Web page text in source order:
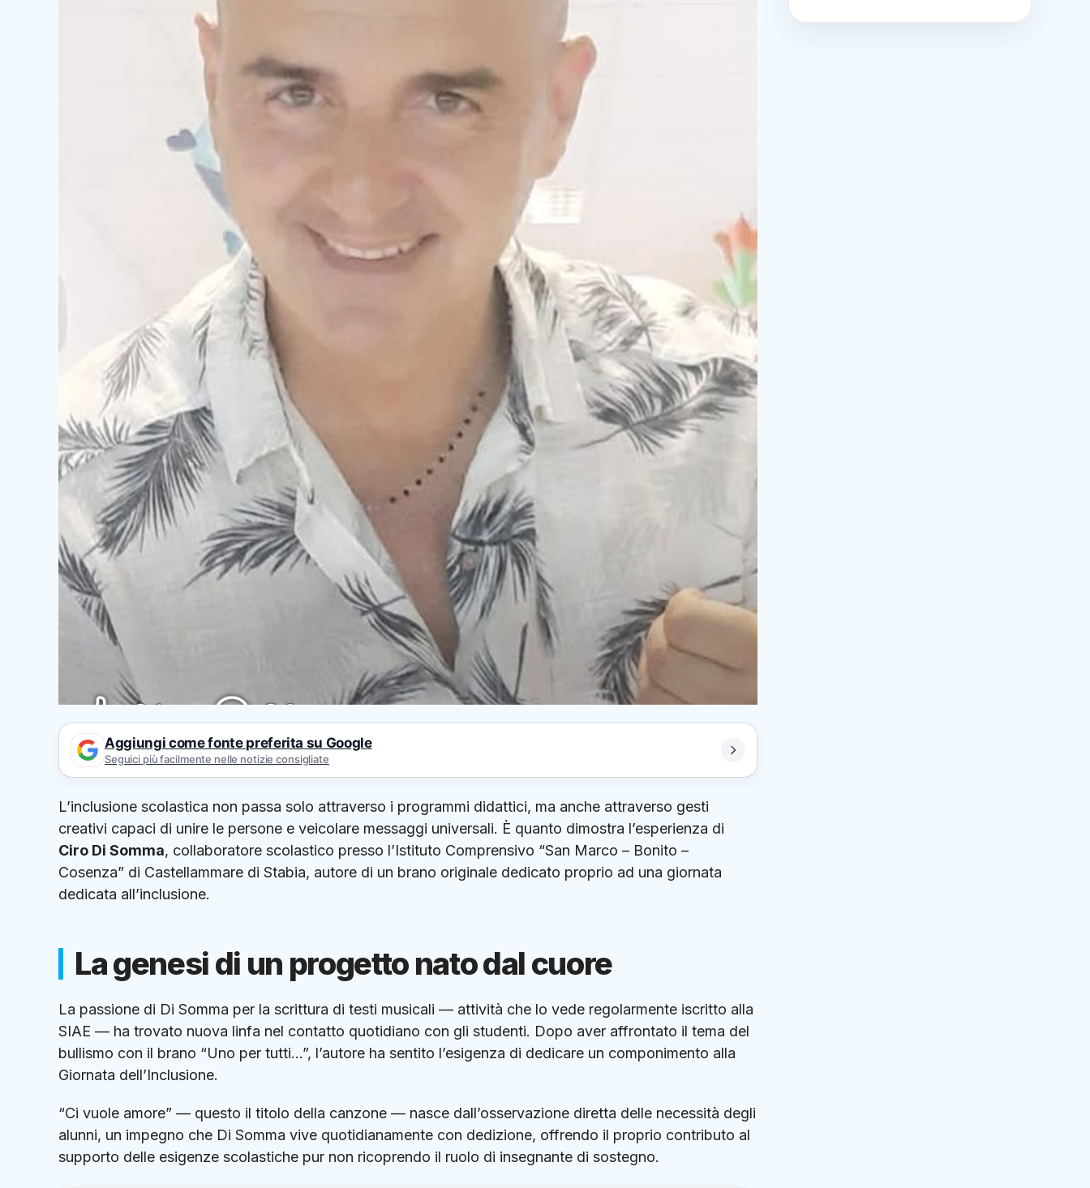
Aggiungi come fonte preferita su Google
Seguici più facilmente nelle notizie consigliate
L’inclusione scolastica non passa solo attraverso i programmi didattici, ma anche attraverso gesti
creativi capaci di unire le persone e veicolare messaggi universali. È quanto dimostra l’esperienza di
Ciro Di Somma, collaboratore scolastico presso l’Istituto Comprensivo “San Marco – Bonito –
Cosenza” di Castellammare di Stabia, autore di un brano originale dedicato proprio ad una giornata
dedicata all’inclusione.
La genesi di un progetto nato dal cuore
La passione di Di Somma per la scrittura di testi musicali — attività che lo vede regolarmente iscritto alla
SIAE — ha trovato nuova linfa nel contatto quotidiano con gli studenti. Dopo aver affrontato il tema del
bullismo con il brano “Uno per tutti…”, l’autore ha sentito l’esigenza di dedicare un componimento alla
Giornata dell’Inclusione.
“Ci vuole amore” — questo il titolo della canzone — nasce dall’osservazione diretta delle necessità degli
alunni, un impegno che Di Somma vive quotidianamente con dedizione, offrendo il proprio contributo al
supporto delle esigenze scolastiche pur non ricoprendo il ruolo di insegnante di sostegno.